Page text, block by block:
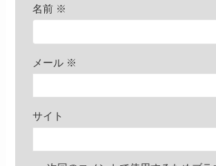
名前 ※
メール ※
サイト